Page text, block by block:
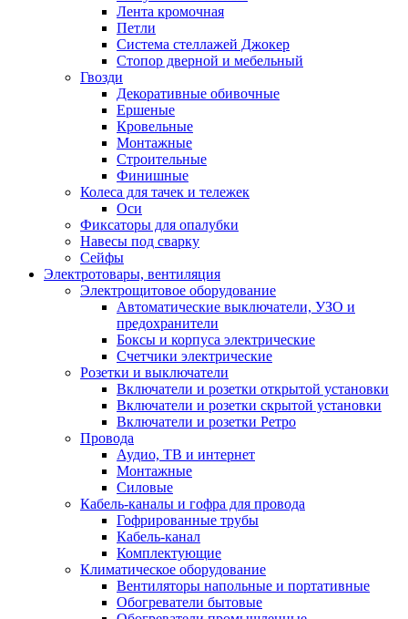
Лента кромочная
Петли
Система стеллажей Джокер
Стопор дверной и мебельный
Гвозди
Декоративные обивочные
Ершеные
Кровельные
Монтажные
Строительные
Финишные
Колеса для тачек и тележек
Оси
Фиксаторы для опалубки
Навесы под сварку
Сейфы
Электротовары, вентиляция
Электрощитовое оборудование
Автоматические выключатели, УЗО и
предохранители
Боксы и корпуса электрические
Счетчики электрические
Розетки и выключатели
Включатели и розетки открытой установки
Включатели и розетки скрытой установки
Включатели и розетки Ретро
Провода
Аудио, ТВ и интернет
Монтажные
Силовые
Кабель-каналы и гофра для провода
Гофрированные трубы
Кабель-канал
Комплектующие
Климатическое оборудование
Вентиляторы напольные и портативные
Обогреватели бытовые